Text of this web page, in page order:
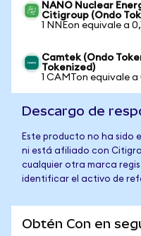
NANO Nuclear
Citigroup (Ondo
1 NNEon equivale a
Camtek (Ondo
Tokenized)
1 CAMTon equivale
Descargo de
Este producto no ha sido
ni está afiliado con
cualquier otra marca
identificar el activo de
Obtén Con en